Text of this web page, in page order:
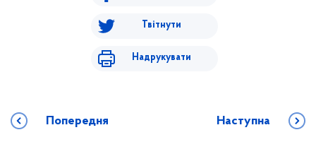
Твітнути
Надрукувати
Попередня Наступна